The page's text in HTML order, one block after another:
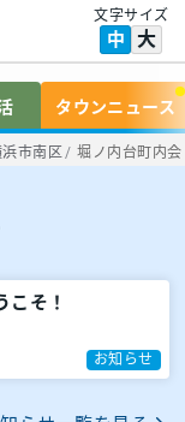
文字サイズ
中 大
タウンニュース
浜市南区 / 堀ノ内台町内会
こそ！
お知らせ